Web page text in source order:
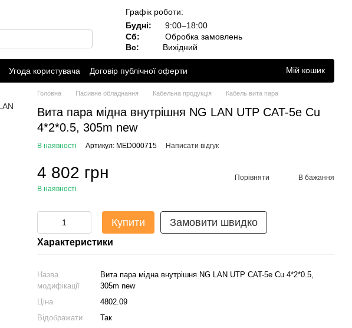
Графік роботи:
Будні:
9:00–18:00
Сб:
Обробка замовлень
Вс:
Вихідний
Угода користувача
Договір публічної оферти
Мій кошик
Головна Пасивне обладнання Кабельна продукція Кабель вита пара
Вита пара мідна внутрішня NG LAN UTP CAT-5e Cu
4*2*0.5, 305m new
В наявності Артикул: MED000715 Написати відгук
4 802 грн
В наявності
Порівняти В бажання
Купити Замовити швидко
Характеристики
Назва
модифікації
Вита пара мідна внутрішня NG LAN UTP CAT-5e Cu 4*2*0.5,
305m new
Ціна
4802.09
Відображати
Так